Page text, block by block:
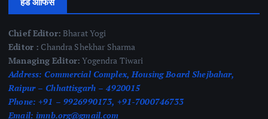
Chief Editor: Bharat Yogi
Editor : Chandra Shekhar Sharma
Managing Editor: Yogendra Tiwari
Address: Commercial Complex, Housing Board Shejbahar,
Raipur – Chhattisgarh – 4920015
Phone: +91 – 9926990173, +91-7000746733
Email: imnb.org@gmail.com